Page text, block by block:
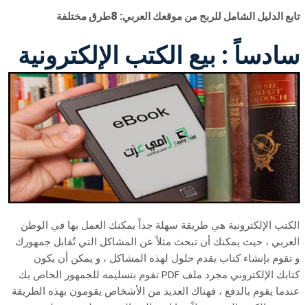
تابع الدليل الشامل للربح من موقعك العربي: 8طرق مختلفة
سادساً : بيع الكتب الإلكترونية
الكتب الإلكترونية هي طريقة سهلة جداً يمكنك العمل بها في الوطن
العربي ، حيث يمكنك أن تبحث مثلاً عن المشاكل التي تُقابل جمهورك
و تقوم بإنشاء كتاب يقدم حلول لهذه المشاكل ، و يمكن أن يكون
كتابك الإلكتروني مجرد ملف PDF تقوم بتسليمه للجمهور الخاص بك
عندما يقوم بالدفع ، فهناك العديد من الأشخاص يقومون بهذه الطريقة